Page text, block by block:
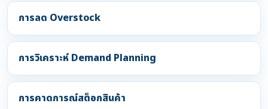
การลด Overstock
การวิเคราะห์ Demand Planning
การคาดการณ์สต็อกสินค้า